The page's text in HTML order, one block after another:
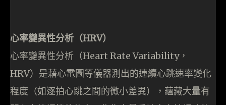
心率變異性分析（HRV）
心率變異性分析（Heart Rate Variability，
HRV）是藉心電圖等儀器測出的連續心跳速率變化
程度（如逐拍心跳之間的微小差異），蘊藏大量有